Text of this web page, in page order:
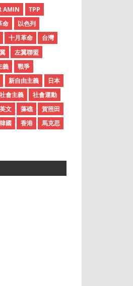
AMIN
TPP
命
以色列
十月革命
台灣
左翼聯盟
義
戰爭
新自由主義
日本
社會主義
社會運動
文 藻礁
賀照田
韓國 香港
馬克思